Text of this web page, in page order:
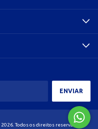
Todos os direitos reservados.